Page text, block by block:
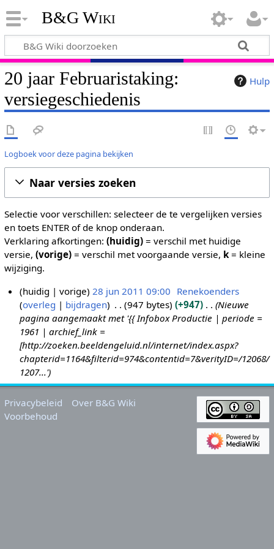
B&G Wiki
Hulp
20 jaar Februaristaking:
versiegeschiedenis
Logboek voor deze pagina bekijken
Naar versies zoeken
Selectie voor verschillen: selecteer de te vergelijken versies
en toets ENTER of de knop onderaan.
Verklaring afkortingen: (huidig)= verschil met huidige
versie, (vorige)= verschil met voorgaande versie, k= kleine
wijziging.
0
1
1
huidig vorige 28 jun 2011 09:00 Renekoenders
overleg
bijdragen 947 bytes +947
Nieuwe
pagina aangemaakt met '{{ Infobox Productie | periode =
1961 | archief_link =
[http://zoeken.beeldengeluid.nl/internet/index.aspx?
chapterid=1164&filterid=974&contentid=7&verityID=/12068/
1207...'
Privacybeleid
Over B&G Wiki
Voorbehoud